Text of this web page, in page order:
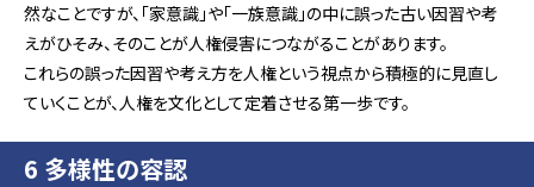
然なことですが、「家意識」や「一族意識」の中に誤った古い因習や考
えがひそみ、そのことが人権侵害につながることがあります。
これらの誤った因習や考え方を人権という視点から積極的に見直し
ていくことが、人権を文化として定着させる第一歩です。
6 多様性の容認